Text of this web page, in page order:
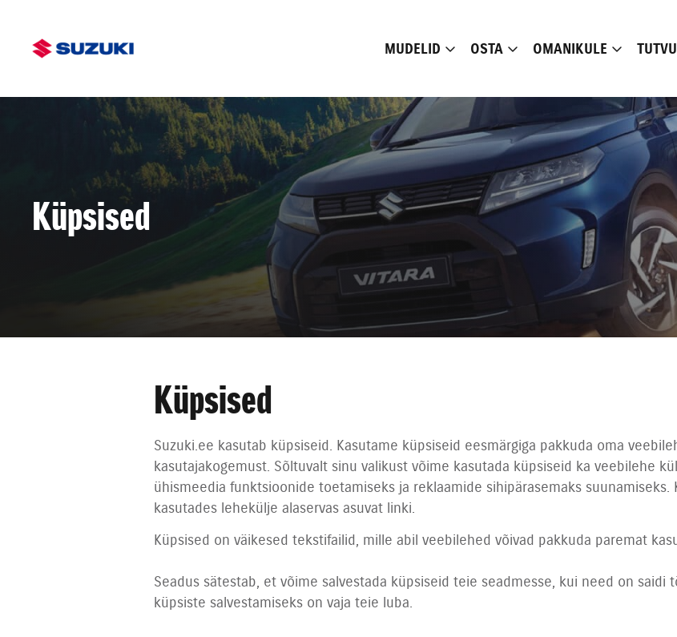
MUDELID
Loe lähemalt Loe lähemalt
Alates 28
Loe
OSTA OMANIKULE
Küpsised
Küpsised
Suzuki.ee kasutab küpsiseid. Kasutame küpsiseid eesmärgiga pakkuda oma
kasutajakogemust. Sõltuvalt sinu valikust võime kasutada küpsiseid ka veebilehe
ühismeedia funktsioonide toetamiseks ja reklaamide sihipärasemaks suunamiseks.
kasutades lehekülje alaservas asuvat linki.
Küpsised on väikesed tekstifailid, mille abil veebilehed võivad pakkuda paremat
Seadus sätestab, et võime salvestada küpsiseid teie seadmesse, kui need on saidi
küpsiste salvestamiseks on vaja teie luba.